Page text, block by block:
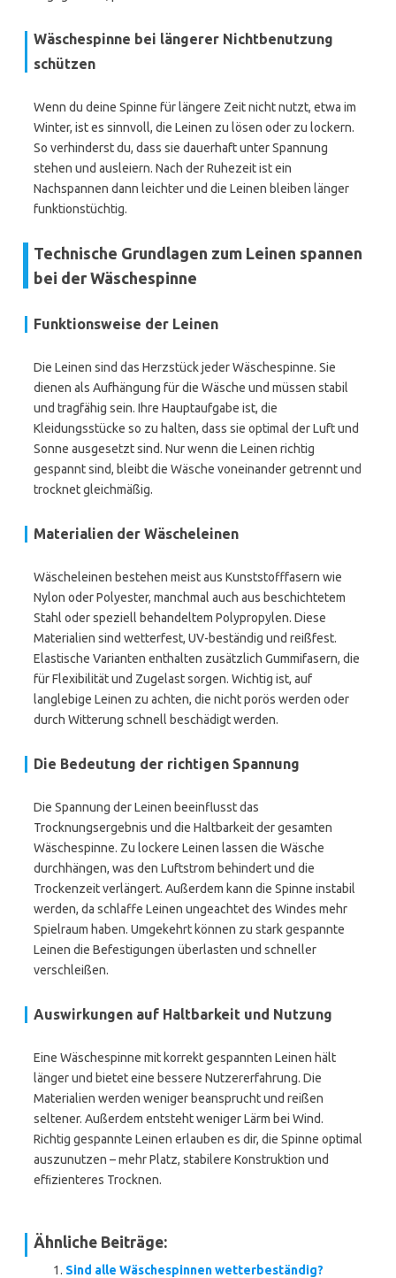
Wäschespinne bei längerer Nichtbenutzung
schützen
Wenn du deine Spinne für längere Zeit nicht nutzt, etwa im
Winter, ist es sinnvoll, die Leinen zu lösen oder zu lockern.
So verhinderst du, dass sie dauerhaft unter Spannung
stehen und ausleiern. Nach der Ruhezeit ist ein
Nachspannen dann leichter und die Leinen bleiben länger
funktionstüchtig.
Technische Grundlagen zum Leinen spannen
bei der Wäschespinne
Funktionsweise der Leinen
Die Leinen sind das Herzstück jeder Wäschespinne. Sie
dienen als Aufhängung für die Wäsche und müssen stabil
und tragfähig sein. Ihre Hauptaufgabe ist, die
Kleidungsstücke so zu halten, dass sie optimal der Luft und
Sonne ausgesetzt sind. Nur wenn die Leinen richtig
gespannt sind, bleibt die Wäsche voneinander getrennt und
trocknet gleichmäßig.
Materialien der Wäscheleinen
Wäscheleinen bestehen meist aus Kunststofffasern wie
Nylon oder Polyester, manchmal auch aus beschichtetem
Stahl oder speziell behandeltem Polypropylen. Diese
Materialien sind wetterfest, UV-beständig und reißfest.
Elastische Varianten enthalten zusätzlich Gummifasern, die
für Flexibilität und Zugelast sorgen. Wichtig ist, auf
langlebige Leinen zu achten, die nicht porös werden oder
durch Witterung schnell beschädigt werden.
Die Bedeutung der richtigen Spannung
Die Spannung der Leinen beeinflusst das
Trocknungsergebnis und die Haltbarkeit der gesamten
Wäschespinne. Zu lockere Leinen lassen die Wäsche
durchhängen, was den Luftstrom behindert und die
Trockenzeit verlängert. Außerdem kann die Spinne instabil
werden, da schlaffe Leinen ungeachtet des Windes mehr
Spielraum haben. Umgekehrt können zu stark gespannte
Leinen die Befestigungen überlasten und schneller
verschleißen.
Auswirkungen auf Haltbarkeit und Nutzung
Eine Wäschespinne mit korrekt gespannten Leinen hält
länger und bietet eine bessere Nutzererfahrung. Die
Materialien werden weniger beansprucht und reißen
seltener. Außerdem entsteht weniger Lärm bei Wind.
Richtig gespannte Leinen erlauben es dir, die Spinne optimal
auszunutzen – mehr Platz, stabilere Konstruktion und
efﬁzienteres Trocknen.
Ähnliche Beiträge:
Sind alle Wäschespinnen wetterbeständig?